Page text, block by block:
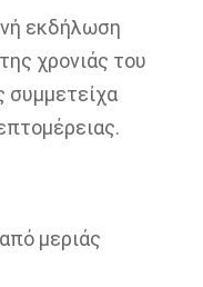
εκδήλωση
χρονιάς του
συμμετείχα
μεριάς